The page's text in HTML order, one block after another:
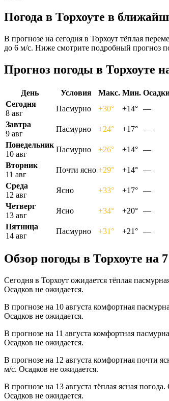
Погода в Торхоуте в
В прогнозе на сегодня в Торхоут тёплая
до 6 м/с. Ниже смотрите подробный прогноз
Прогноз погоды в Торхоуте
День Условия Макс. Мин.
Сегодня
8 авг
Пасмурно +30° +14° —
Завтра
9 авг
Пасмурно +24° +17° —
Понедельник
10 авг
Пасмурно +26° +14° —
Вторник
11 авг
Почти ясно +29° +14° —
Среда
12 авг
Ясно +33° +17° —
Четверг
13 авг
Ясно +34° +20° —
Пятница
14 авг
Пасмурно +31° +21° —
Обзор погоды в Торхоуте на
Сегодня в Торхоут ожидается тёплая
Осадков не ожидается.
В прогнозе на 10 августа комфортная
Осадков не ожидается.
В прогнозе на 11 августа комфортная
Осадков не ожидается.
В прогнозе на 12 августа комфортная почти
м/с. Осадков не ожидается.
В прогнозе на 13 августа тёплая ясная
Осадков не ожидается.